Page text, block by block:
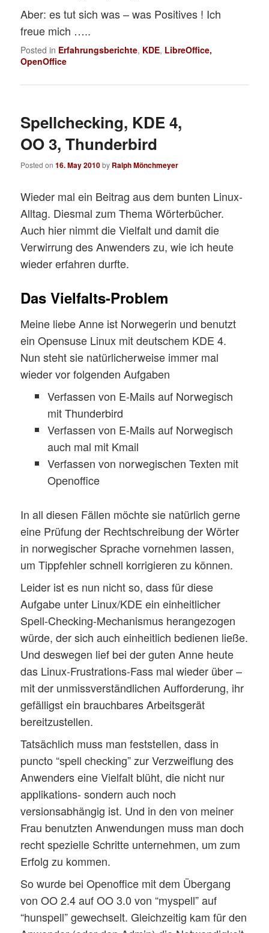
Aber: es tut sich was – was Positives ! Ich
freue mich …..
Posted in Erfahrungsberichte, KDE, LibreOffice,
OpenOffice
Spellchecking, KDE 4,
OO 3, Thunderbird
Posted on16. May 2010by Ralph Mönchmeyer
Wieder mal ein Beitrag aus dem bunten Linux-
Alltag. Diesmal zum Thema Wörterbücher.
Auch hier nimmt die Vielfalt und damit die
Verwirrung des Anwenders zu, wie ich heute
wieder erfahren durfte.
Das Vielfalts-Problem
Meine liebe Anne ist Norwegerin und benutzt
ein Opensuse Linux mit deutschem KDE 4.
Nun steht sie natürlicherweise immer mal
wieder vor folgenden Aufgaben
Verfassen von E-Mails auf Norwegisch
mit Thunderbird
Verfassen von E-Mails auf Norwegisch
auch mal mit Kmail
Verfassen von norwegischen Texten mit
Openoffice
In all diesen Fällen möchte sie natürlich gerne
eine Prüfung der Rechtschreibung der Wörter
in norwegischer Sprache vornehmen lassen,
um Tippfehler schnell korrigieren zu können.
Leider ist es nun nicht so, dass für diese
Aufgabe unter Linux/KDE ein einheitlicher
Spell-Checking-Mechanismus herangezogen
würde, der sich auch einheitlich bedienen ließe.
Und deswegen lief bei der guten Anne heute
das Linux-Frustrations-Fass mal wieder über –
mit der unmissverständlichen Aufforderung, ihr
gefälligst ein brauchbares Arbeitsgerät
bereitzustellen.
Tatsächlich muss man feststellen, dass in
puncto “spell checking” zur Verzweiflung des
Anwenders eine Vielfalt blüht, die nicht nur
applikations- sondern auch noch
versionsabhängig ist. Und in den von meiner
Frau benutzten Anwendungen muss man doch
recht spezielle Schritte unternehmen, um zum
Erfolg zu kommen.
So wurde bei Openoffice mit dem Übergang
von OO 2.4 auf OO 3.0 von “myspell” auf
“hunspell” gewechselt. Gleichzeitig kam für den